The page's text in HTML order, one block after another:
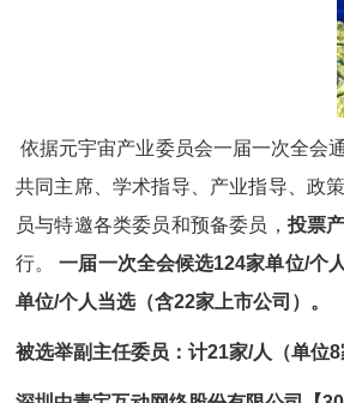
依据元宇宙产业委员会一届一次全会
共同主席、学术指导、产业指导、政策
员与特邀各类委员和预备委员， 投票
行。
一届一次全会候选124家单位/个
单位/个人当选（含22家上市公司）。
被选举副主任委员：计21家/人（单位